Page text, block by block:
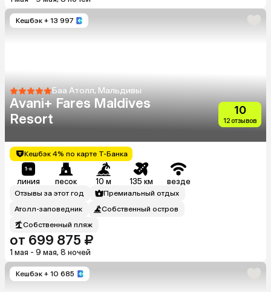
Кешбэк + 13 997
Баа Атолл, Мальдивы
Avani+ Fares Maldives
Resort
10
12 отзывов
Кешбэк 4% по карте Т-Банка
линия песок 10 м 135 км везде
Отзывы за этот год
Премиальный отдых
Атолл-заповедник
Собственный остров
Собственный пляж
от 699 875 ₽
1 мая - 9 мая, 8 ночей
Кешбэк + 10 685